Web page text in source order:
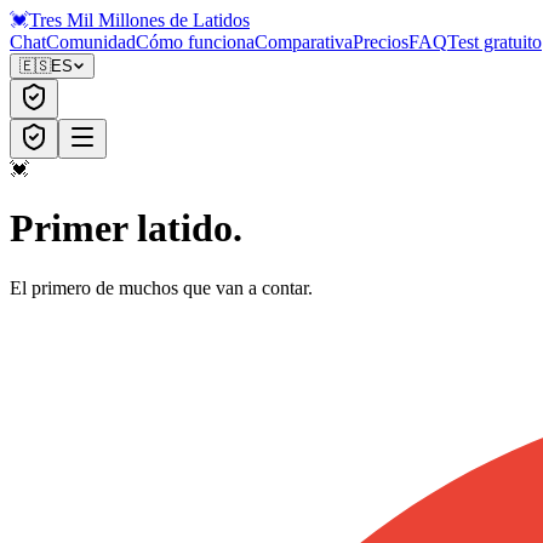
💓Tres Mil Millones de Latidos
ChatComunidadCómo funcionaComparativaPreciosFAQTest gratuito
🇪🇸ES
💓
Primer latido.
El primero de muchos que van a contar.